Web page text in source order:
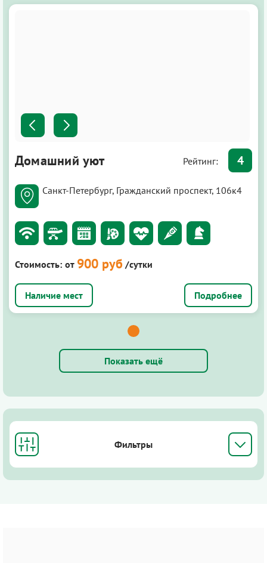
Домашний уют Рейтинг: 4
Санкт-Петербург, Гражданский проспект, 106к4
Стоимость: от 900 руб /сутки
Подробнее
Показать ещё
Фильтры